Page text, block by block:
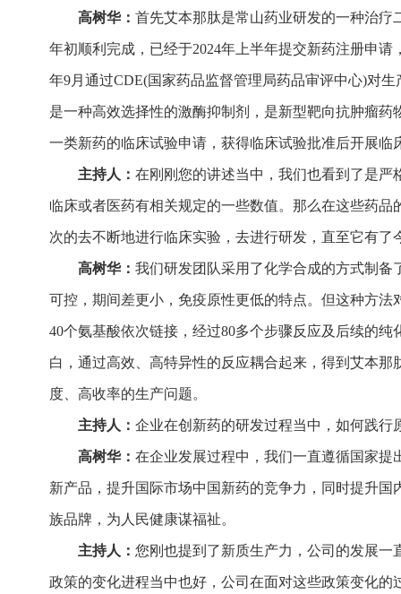
高树华： 首先艾本那肽是常山药业研发的一种治疗
年初顺利完成，已经于2024年上半年提交新药注册申
年9月通过CDE(国家药品监督管理局药品审评中心)对
是一种高效选择性的激酶抑制剂，是新型靶向抗肿瘤
一类新药的临床试验申请，获得临床试验批准后开展临
主持人： 在刚刚您的讲述当中，我们也看到了是
临床或者医药有相关规定的一些数值。那么在这些药
次的去不断地进行临床实验，去进行研发，直至它有
高树华： 我们研发团队采用了化学合成的方式制
可控，期间差更小，免疫原性更低的特点。但这种方
40个氨基酸依次链接，经过80多个步骤反应及后续的
白，通过高效、高特异性的反应耦合起来，得到艾本
度、高收率的生产问题。
主持人： 企业在创新药的研发过程当中，如何践
高树华： 在企业发展过程中，我们一直遵循国家
新产品，提升国际市场中国新药的竞争力，同时提升
族品牌，为人民健康谋福祉。
主持人： 您刚也提到了新质生产力，公司的发展
政策的变化进程当中也好，公司在面对这些政策变化